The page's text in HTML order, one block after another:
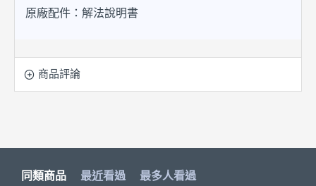
原廠配件：解法說明書
商品評論
同類商品 最近看過 最多人看過